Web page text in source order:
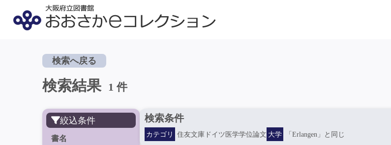
検索へ戻る
検索結果 1 件
絞込条件
書名
検索条件
カテゴリ 住友文庫ドイツ医学学位論文 大学 「Erlangen」と同じ